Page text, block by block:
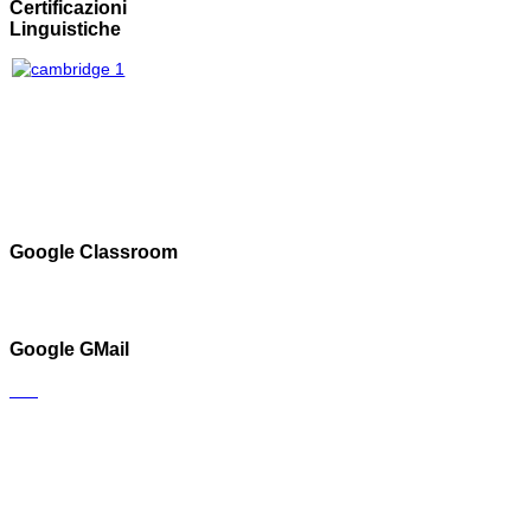
Certificazioni
Linguistiche
Google Classroom
Google GMail